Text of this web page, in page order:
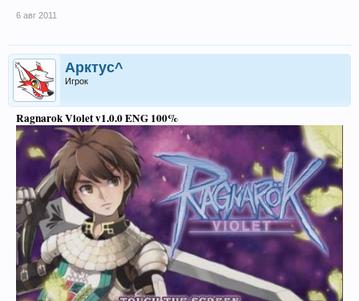
6 авг 2011
Арктус^
Игрок
Ragnarok Violet v1.0.0 ENG 100%